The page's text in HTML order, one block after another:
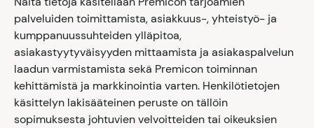
palveluiden toimittamista, asiakkuus-, yhteistyö- ja
kumppanuussuhteiden ylläpitoa,
asiakastyytyväisyyden mittaamista ja asiakaspalvelun
laadun varmistamista sekä Premicon toiminnan
kehittämistä ja markkinointia varten. Henkilötietojen
käsittelyn lakisääteinen peruste on tällöin
sopimuksesta johtuvien velvoitteiden tai oikeuksien